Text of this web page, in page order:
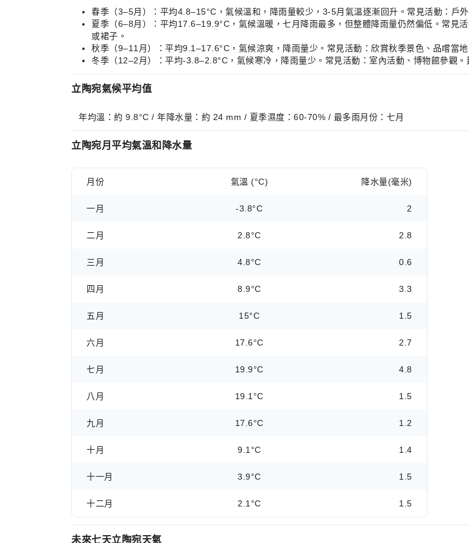
春季（3–5月）：平均4.8–15°C，氣候溫和，降雨量較少，3-5月氣溫逐漸回升。常見活動：戶
夏季（6–8月）：平均17.6–19.9°C，氣候溫暖，七月降雨最多，但整體降雨量仍然偏低。常見
或裙子。
秋季（9–11月）：平均9.1–17.6°C，氣候涼爽，降雨量少。常見活動：欣賞秋季景色、品嚐當
冬季（12–2月）：平均-3.8–2.8°C，氣候寒冷，降雨量少。常見活動：室內活動、博物館參觀
立陶宛氣候平均值
年均溫：約 9.8°C / 年降水量：約 24 mm / 夏季濕度：60-70% / 最多雨月份：七月
立陶宛月平均氣溫和降水量
月份 氣溫 (°C) 降水量(毫米)
一月 -3.8°C 2
二月 2.8°C 2.8
三月 4.8°C 0.6
四月 8.9°C 3.3
五月 15°C 1.5
六月 17.6°C 2.7
七月 19.9°C 4.8
八月 19.1°C 1.5
九月 17.6°C 1.2
十月 9.1°C 1.4
十一月 3.9°C 1.5
十二月 2.1°C 1.5
未來七天立陶宛天氣